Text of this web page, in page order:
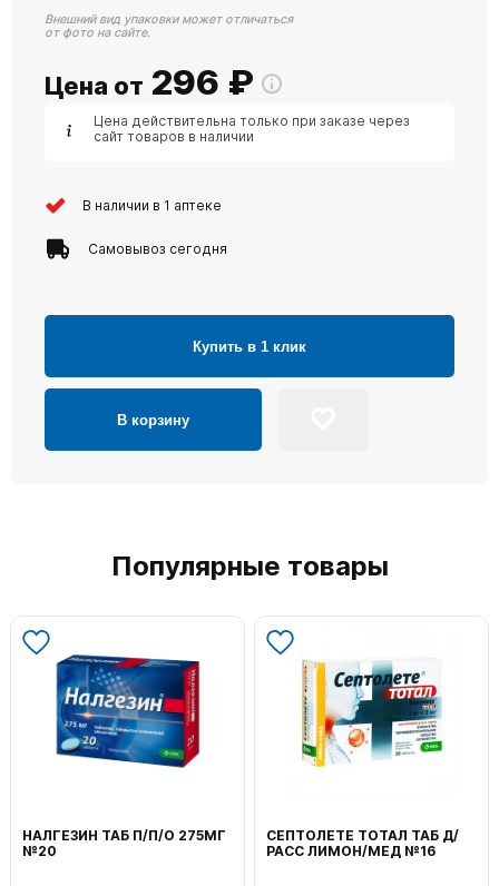
Внешний вид упаковки может отличаться
от фото на сайте.
Цена от 296 ₽
Цена действительна только при заказе через
сайт товаров в наличии
В наличии в 1 аптеке
Самовывоз сегодня
Купить в 1 клик
В корзину
Популярные товары
НАЛГЕЗИН ТАБ П/П/О 275МГ
№20
СЕПТОЛЕТЕ ТОТАЛ ТАБ Д/
РАСС ЛИМОН/МЕД №16